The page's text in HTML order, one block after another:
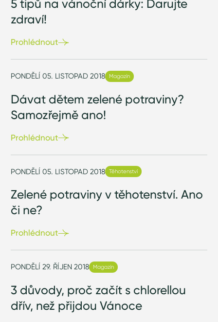
5 tipů na vánoční dárky: Darujte
zdraví!
Prohlédnout
PONDĚLÍ 05. LISTOPAD 2018 Magazín
Dávat dětem zelené potraviny?
Samozřejmě ano!
Prohlédnout
PONDĚLÍ 05. LISTOPAD 2018 Těhotenství
Zelené potraviny v těhotenství. Ano
či ne?
Prohlédnout
PONDĚLÍ 29. ŘÍJEN 2018 Magazín
3 důvody, proč začít s chlorellou
dřív, než přijdou Vánoce